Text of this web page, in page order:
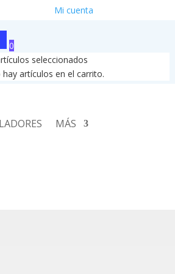
Mi cuenta
0
seleccionados
hay artículos en el carrito.
MÁS